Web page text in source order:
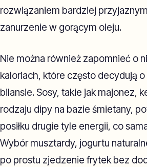
rozwiązaniem bardziej
zanurzenie w gorącym oleju.
Nie można również zapomnieć o
kaloriach, które często decydują
bilansie. Sosy, takie jak majonez,
rodzaju dipy na bazie śmietany,
posiłku drugie tyle energii, co
Wybór musztardy, jogurtu
po prostu zjedzenie frytek bez